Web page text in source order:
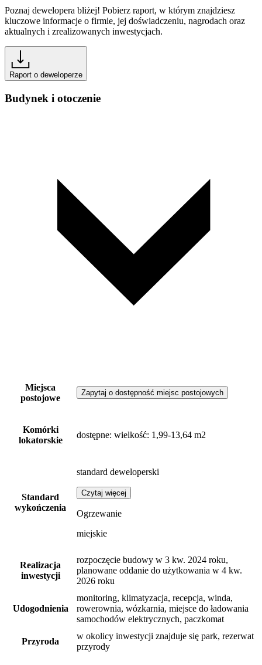
Poznaj dewelopera bliżej! Pobierz raport, w którym znajdziesz
kluczowe informacje o firmie, jej doświadczeniu, nagrodach oraz
aktualnych i zrealizowanych inwestycjach.
Raport o deweloperze
Budynek i otoczenie
Miejsca
postojowe
Zapytaj o dostępność miejsc postojowych
Komórki
lokatorskie
dostępne: wielkość: 1,99-13,64 m2
Standard
wykończenia
standard deweloperski
Czytaj więcej
Ogrzewanie
miejskie
Realizacja
inwestycji
rozpoczęcie budowy w 3 kw. 2024 roku,
planowane oddanie do użytkowania w 4 kw.
2026 roku
Udogodnienia
monitoring, klimatyzacja, recepcja, winda,
rowerownia, wózkarnia, miejsce do ładowania
samochodów elektrycznych, paczkomat
Przyroda
w okolicy inwestycji znajduje się park, rezerwat
przyrody